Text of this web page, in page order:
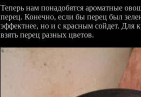
Теперь нам понадобятся ароматные
перец. Конечно, если бы перец был
эффектнее, но и с красным сойдет. Для
взять перец разных цветов.